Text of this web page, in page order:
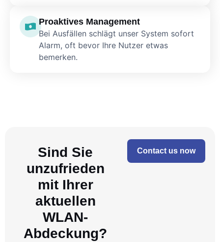
Proaktives Management
Bei Ausfällen schlägt unser System sofort
Alarm, oft bevor Ihre Nutzer etwas
bemerken.
Sind Sie
unzufrieden
mit Ihrer
aktuellen
WLAN-
Abdeckung?
Contact us now